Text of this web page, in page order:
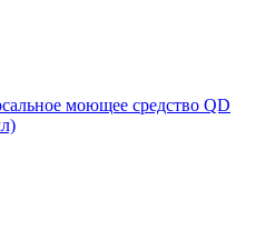
моющее средство QD